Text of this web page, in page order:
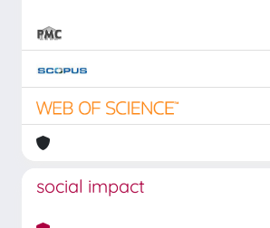
social impact